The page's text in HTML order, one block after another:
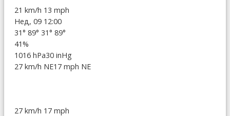
21 km/h 13 mph
Нед, 09 12:00
31° 89° 31° 89°
41%
1016 hPa30 inHg
27 km/h NE17 mph NE
27 km/h 17 mph